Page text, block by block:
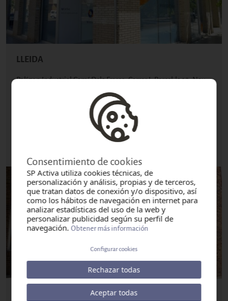
LLEIDA
Polígon Industrial Camí Dels Frares, Carrer I, Parcel·la 12, Nau
Consentimiento de cookies
SP Activa utiliza cookies técnicas, de
personalización y análisis, propias y de terceros,
que tratan datos de conexión y/o dispositivo, así
como los hábitos de navegación en internet para
analizar estadísticas del uso de la web y
personalizar publicidad según su perfil de
navegación.Obtener más información
Configurar cookies
Rechazar todas
Aceptar todas